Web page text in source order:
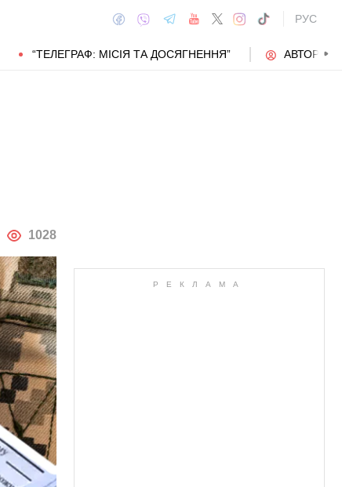
РУС
“ТЕЛЕГРАФ: МІСІЯ ТА ДОСЯГНЕННЯ” АВТОРИ
АВТОР
1028